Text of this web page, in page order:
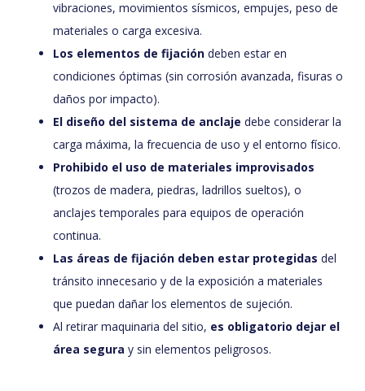
vibraciones, movimientos sísmicos, empujes, peso de
materiales o carga excesiva.
Los elementos de fijación deben estar en
condiciones óptimas (sin corrosión avanzada, fisuras o
daños por impacto).
El diseño del sistema de anclaje debe considerar la
carga máxima, la frecuencia de uso y el entorno físico.
Prohibido el uso de materiales improvisados
(trozos de madera, piedras, ladrillos sueltos), o
anclajes temporales para equipos de operación
continua.
Las áreas de fijación deben estar protegidas del
tránsito innecesario y de la exposición a materiales
que puedan dañar los elementos de sujeción.
Al retirar maquinaria del sitio, es obligatorio dejar el
área segura y sin elementos peligrosos.